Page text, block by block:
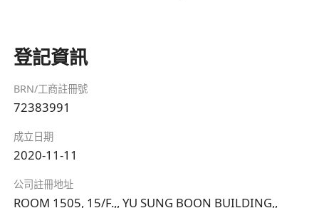
登記資訊
BRN/工商註冊號
72383991
成立日期
2020-11-11
公司註冊地址
ROOM 1505, 15/F.,, YU SUNG BOON BUILDING,,